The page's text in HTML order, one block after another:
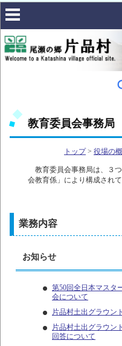
教育委員会事務局
トップ> 役場の
教育委員会事務局は、３
会教育係」により構成されて
業務内容
お知らせ
第50回全日本マスタ
会について
片品村土出グラウン
片品村土出グラウン
回答について